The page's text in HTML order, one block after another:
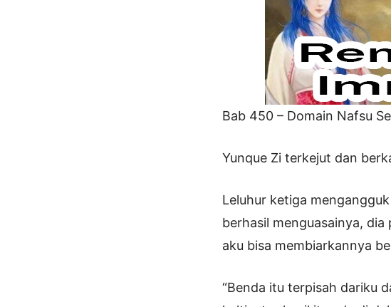
Bab 450 – Domain Nafsu
Yunque Zi terkejut dan
Leluhur ketiga
berhasil menguasainya,
aku bisa membiarkannya
“Benda itu terpisah dariku